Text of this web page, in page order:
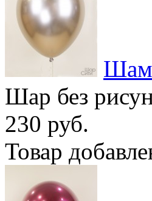
Шар без
230 руб.
Товар